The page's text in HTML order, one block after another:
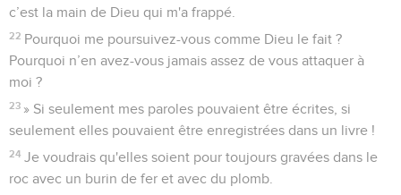
c’est la main de Dieu qui m'a frappé.
22 Pourquoi me poursuivez-vous comme Dieu le fait ?
Pourquoi n’en avez-vous jamais assez de vous attaquer à
moi ?
23 » Si seulement mes paroles pouvaient être écrites, si
seulement elles pouvaient être enregistrées dans un livre !
24 Je voudrais qu'elles soient pour toujours gravées dans le
roc avec un burin de fer et avec du plomb.